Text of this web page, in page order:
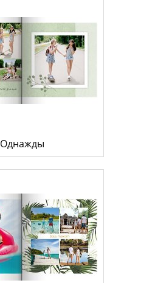
Однажды